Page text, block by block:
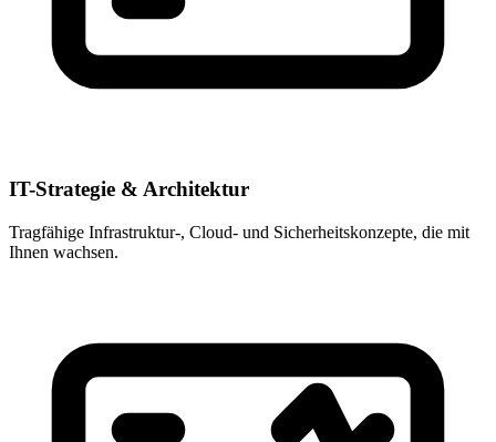
IT-Strategie & Architektur
Tragfähige Infrastruktur-, Cloud- und Sicherheitskonzepte, die mit
Ihnen wachsen.